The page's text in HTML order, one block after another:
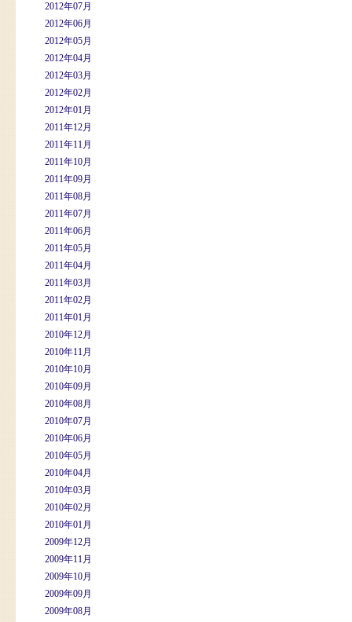
2012年07月
2012年06月
2012年05月
2012年04月
2012年03月
2012年02月
2012年01月
2011年12月
2011年11月
2011年10月
2011年09月
2011年08月
2011年07月
2011年06月
2011年05月
2011年04月
2011年03月
2011年02月
2011年01月
2010年12月
2010年11月
2010年10月
2010年09月
2010年08月
2010年07月
2010年06月
2010年05月
2010年04月
2010年03月
2010年02月
2010年01月
2009年12月
2009年11月
2009年10月
2009年09月
2009年08月